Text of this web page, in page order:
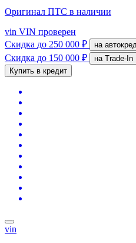
Оригинал ПТС в наличии
vin VIN проверен
Скидка до 250 000 ₽ на
Скидка до 150 000 ₽
на Trade-In
Купить в кредит
vin